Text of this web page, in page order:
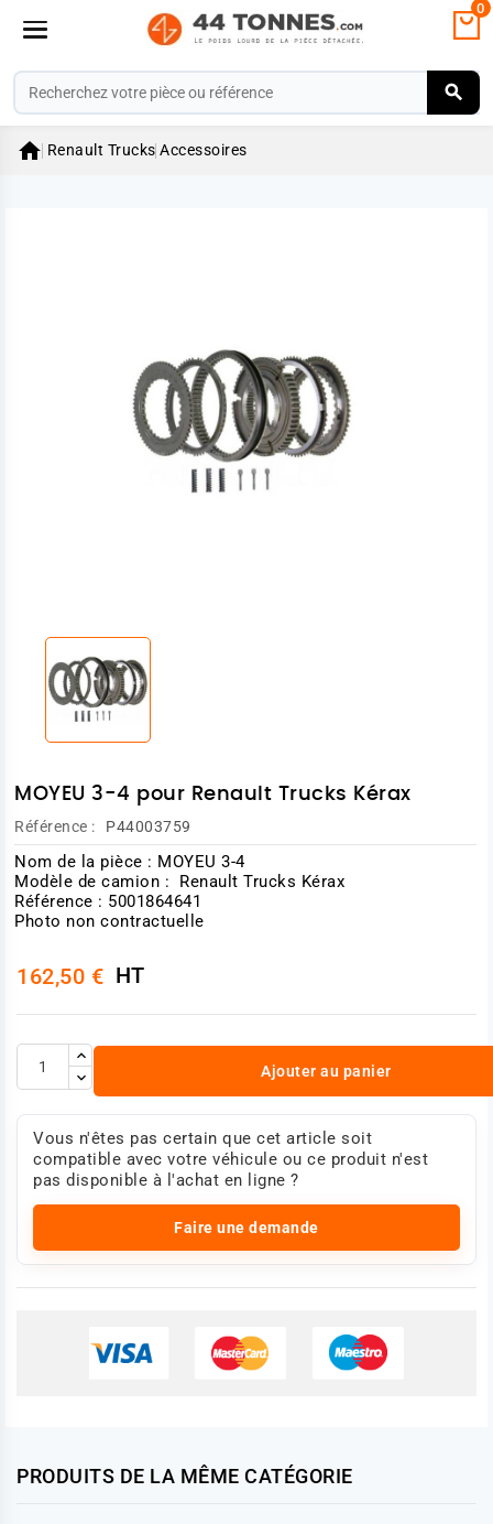
0
 Renault Trucks Accessoires
MOYEU 3-4 pour Renault Trucks Kérax
Référence : P44003759
Nom de la pièce : MOYEU 3-4
Modèle de camion : Renault Trucks Kérax
Référence : 5001864641
Photo non contractuelle
162,50 € HT
Ajouter au panier
Vous n'êtes pas certain que cet article soit
compatible avec votre véhicule ou ce produit n'est
pas disponible à l'achat en ligne ?
Faire une demande
PRODUITS DE LA MÊME CATÉGORIE